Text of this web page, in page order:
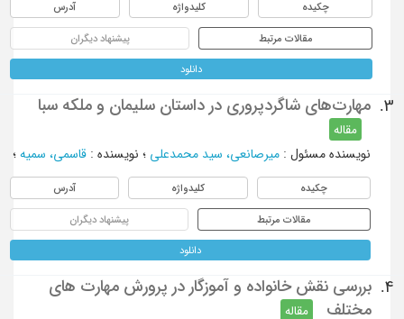
چکیده کلیدواژه آدرس
مقالات مرتبط پیشنهاد دیگران
دانلود
3. مهارت‌های شاگردپروری در داستان سلیمان و ملکه سبا
مقاله
نویسنده مسئول : میرصانعی، سید محمدعلی ؛ نویسنده: قاسمی، سمیه؛
چکیده کلیدواژه آدرس
مقالات مرتبط پیشنهاد دیگران
دانلود
4.
بررسی نقش خانواده و آموزگار در پرورش مهارت های
مختلف
مقاله